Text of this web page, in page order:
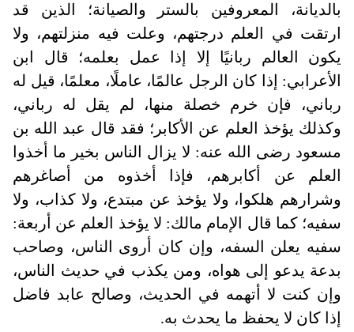
بالديانة، المعروفين بالستر والصيانة؛ الذين قد
ارتقت في العلم درجتهم، وعلت فيه منزلتهم، ولا
يكون العالم ربانيًا إلا إذا عمل بعلمه؛ قال ابن
الأعرابي: إذا كان الرجل عالمًا، عاملًا، معلمًا، قيل له
رباني، فإن خرم خصلة منها، لم يقل له رباني،
وكذلك يؤخذ العلم عن الأكابر؛ فقد قال عبد الله بن
مسعود رضى الله عنه: لا يزال الناس بخير ما أخذوا
العلم عن أكابرهم، فإذا أخذوه من أصاغرهم
وشرارهم هلكوا، ولا يؤخذ عن مبتدع، ولا كذاب، ولا
سفيه؛ كما قال الإمام مالك: لا يؤخذ العلم عن أربعة:
سفيه يعلن السفه، وإن كان أروى الناس، وصاحب
بدعة يدعو إلى هواه، ومن يكذب في حديث الناس،
وإن كنت لا أتهمه في الحديث، وصالح عابد فاضل
إذا كان لا يحفظ ما يحدث به.